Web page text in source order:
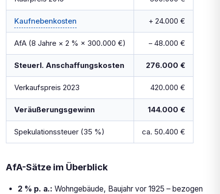
Kaufnebenkosten + 24.000 €
AfA (8 Jahre × 2 % × 300.000 €) – 48.000 €
Steuerl. Anschaffungskosten 276.000 €
Verkaufspreis 2023 420.000 €
Veräußerungsgewinn 144.000 €
Spekulationssteuer (35 %) ca. 50.400 €
AfA-Sätze im Überblick
2 % p. a.: Wohngebäude, Baujahr vor 1925 – bezogen